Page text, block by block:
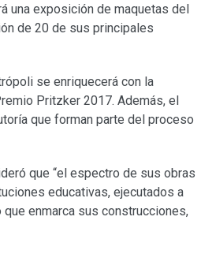
una exposición de maquetas del
de 20 de sus principales
se enriquecerá con la
Pritzker 2017. Además, el
que forman parte del proceso
que “el espectro de sus obras
educativas, ejecutados a
enmarca sus construcciones,